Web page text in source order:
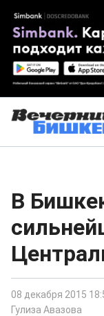
В
08 декабря 2015
Гулиза Авазова